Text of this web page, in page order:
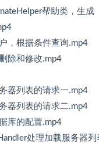
帮助类，生成
，根据条件查询.mp4
除和修改.mp4
器列表的请求一.mp4
器列表的请求二.mp4
库的配置.mp4
处理加载服务器